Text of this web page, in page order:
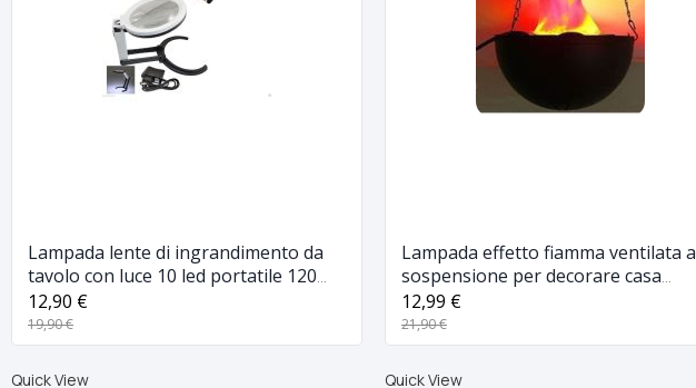
Lampada lente di ingrandimento da
tavolo con luce 10 led portatile 120
mm a 28mm
12,90 €
19,90 €
Quick View
Lampada effetto fiamma ventilata a
sospensione per decorare casa
giardino negozi
12,99 €
21,90 €
Quick View